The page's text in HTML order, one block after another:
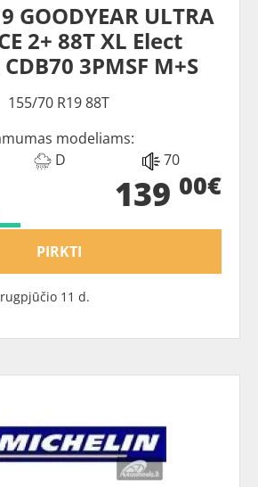
GOODYEAR ULTRA
2+ 88T XL Elect
3PMSF M+S
155/70 R19 88T
modeliams:
D 70
139 00€
PIRKTI
11 d.